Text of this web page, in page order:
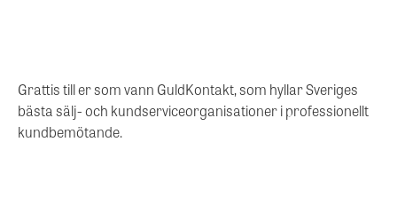
Grattis till er som vann GuldKontakt, som hyllar Sveriges
bästa sälj- och kundserviceorganisationer i professionellt
kundbemötande.